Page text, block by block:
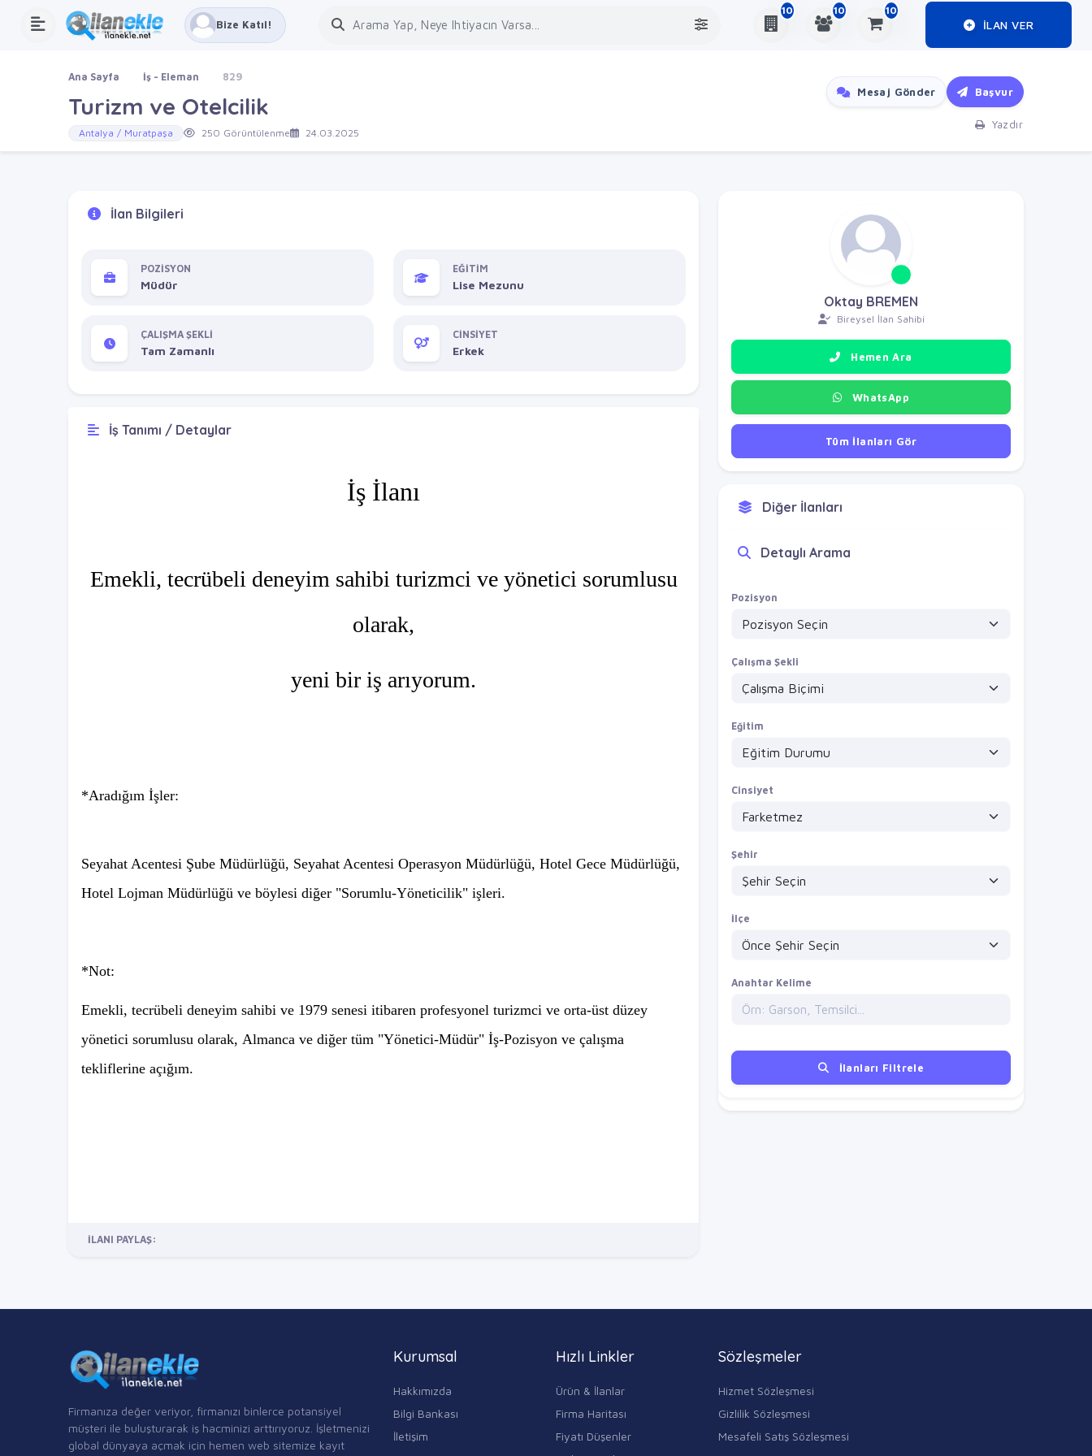
Bize Katıl!
10 10 10
ILAN VER
Ana Sayfa İş - Eleman 829
Turizm ve Otelcilik
Antalya / Muratpaşa 250 Görüntülenme 24.03.2025
Mesaj Gönder Başvur
Yazdır
İlan Bilgileri
POZİSYON
Müdür
ÇALIŞMA ŞEKLİ
Tam Zamanlı
EĞİTİM
Lise Mezunu
CİNSİYET
Erkek
İş Tanımı / Detaylar
İş İlanı
Emekli, tecrübeli deneyim sahibi turizmci ve yönetici sorumlusu
olarak,
yeni bir iş arıyorum.
*Aradığım İşler:
Seyahat Acentesi Şube Müdürlüğü, Seyahat Acentesi Operasyon Müdürlüğü, Hotel Gece Müdürlüğü,
Hotel Lojman Müdürlüğü ve böylesi diğer "Sorumlu-Yöneticilik" işleri.
*Not:
Emekli, tecrübeli deneyim sahibi ve 1979 senesi itibaren profesyonel turizmci ve orta-üst düzey
yönetici sorumlusu olarak, Almanca ve diğer tüm "Yönetici-Müdür" İş-Pozisyon ve çalışma
tekliflerine açığım.
İLANI PAYLAŞ:
Oktay BREMEN
Bireysel İlan Sahibi
Hemen Ara
WhatsApp
Tüm İlanları Gör
Diğer İlanları
Detaylı Arama
Pozisyon
Çalışma Şekli
Eğitim
Cinsiyet
Şehir
İlçe
Anahtar Kelime
İlanları Filtrele
Firmanıza değer veriyor, firmanızı binlerce potansiyel
müşteri ile buluşturarak iş hacminizi arttırıyoruz. İşletmenizi
global dünyaya açmak için hemen web sitemize kayıt
Kurumsal
Hakkımızda
Bilgi Bankası
İletişim
Hızlı Linkler
Ürün & İlanlar
Firma Haritası
Fiyatı Düşenler
Sözleşmeler
Hizmet Sözleşmesi
Gizlilik Sözleşmesi
Mesafeli Satış Sözleşmesi